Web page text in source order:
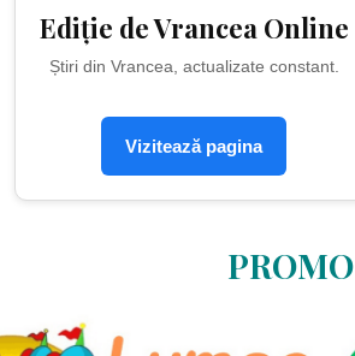
Ediție de Vrancea Online
Știri din Vrancea, actualizate constant.
Vizitează pagina
PROMO